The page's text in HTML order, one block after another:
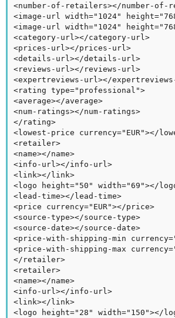
<number-of-retailers></number-of-
<image-url width="1024"
<image-url width="1024"
<category-url></category-url>
<prices-url></prices-url>
<details-url></details-url>
<reviews-url></reviews-url>
<expertreviews-url></
<rating type="professional">
<average></average>
<num-ratings></num-ratings>
</rating>
<lowest-price currency="EUR"></
<retailer>
<name></name>
<info-url></info-url>
<link></link>
<logo height="50" width="69"></
<lead-time></lead-time>
<price currency="EUR"></price>
<source-type></source-type>
<source-date></source-date>
<price-with-shipping-min
<price-with-shipping-max
</retailer>
<retailer>
<name></name>
<info-url></info-url>
<link></link>
<logo height="28" width="150"></